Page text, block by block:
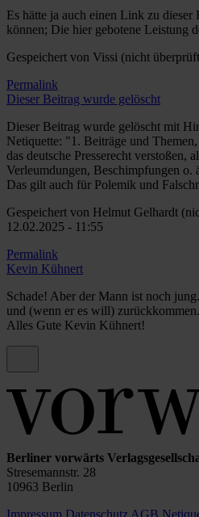
Es hätte ja auch einen Link zu dieser
können; Die hier gebotene Leistung
Gespeichert von Vissi (nicht
Permalink
Dieser Beitrag wurde gelöscht
Dieser Beitrag wurde gelöscht mit
Netiquette: "1. Beiträge und
das deutsche Presserecht verstoßen,
Verleumdungen, Beschimpfungen o.
Das gilt auch für Polemik und
Gespeichert von Helmut Gelhardt
12.02.2025 - 11:55
Permalink
Kevin Kühnert
Schade! Aber der Mann ist noch
und (wenn er es will)
Alles Gute Kevin Kühnert!
Berliner vorwärts
Stresemannstr. 28
10963 Berlin